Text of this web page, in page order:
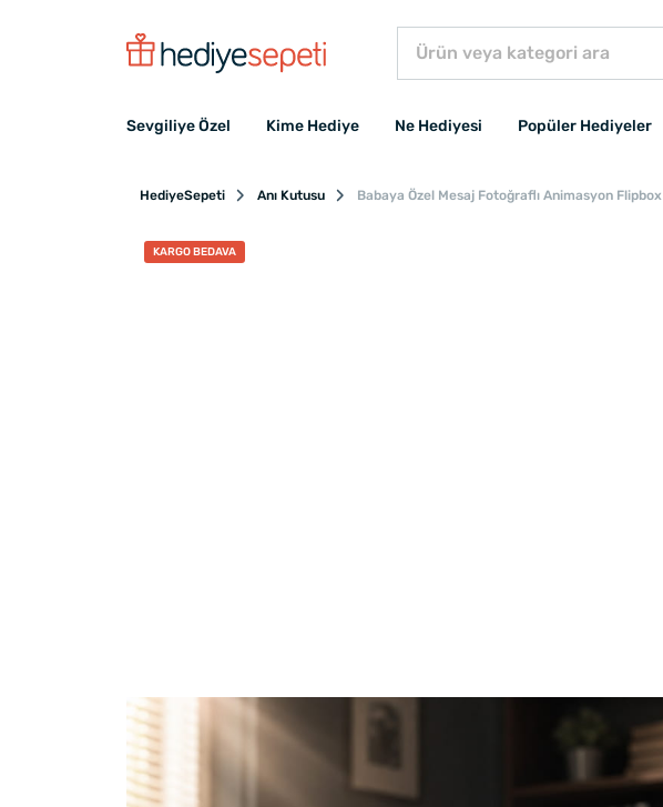
Sevgiliye Özel Kime Hediye Ne Hediyesi Popüler Hediyeler
HediyeSepeti Anı Kutusu Babaya Özel Mesaj Fotoğraflı Animasyon Flipbox
KARGO BEDAVA